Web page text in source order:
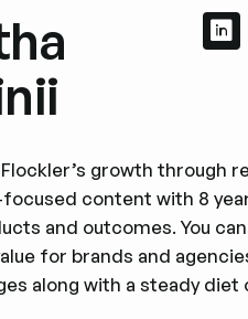
growth through
content with 8
and outcomes. You
for brands and
along with a steady diet